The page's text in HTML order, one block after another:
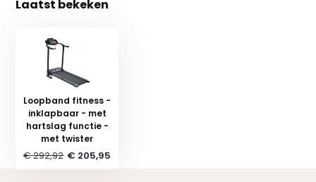
Laatst bekeken
Loopband fitness -
inklapbaar - met
hartslag functie -
met twister
€ 292,92 € 205,95